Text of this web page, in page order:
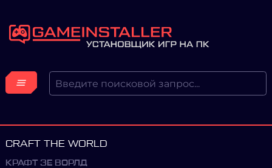
CRAFT THE WORLD
КРАФТ ЗЕ ВОРЛД